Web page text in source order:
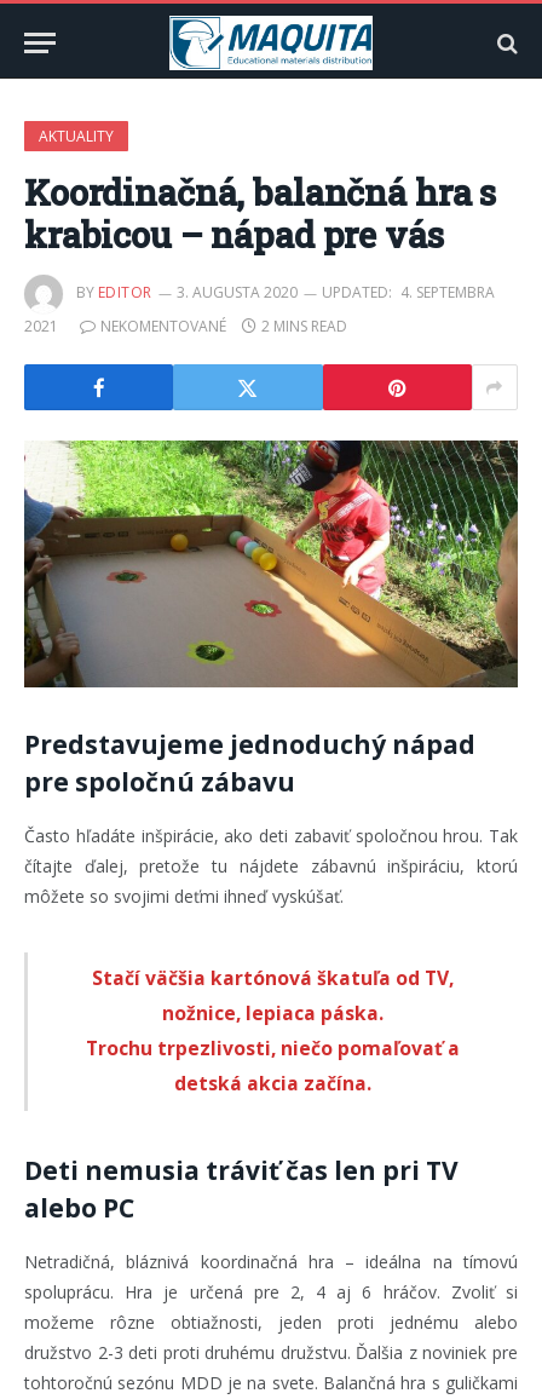
AKTUALITY
Koordinačná, balančná hra s
krabicou – nápad pre vás
BY EDITOR 3. AUGUSTA 2020 UPDATED: 4. SEPTEMBRA
2021
NEKOMENTOVANÉ 2 MINS READ
Predstavujeme jednoduchý nápad
pre spoločnú zábavu
Často hľadáte inšpirácie, ako deti zabaviť spoločnou hrou. Tak
čítajte ďalej, pretože tu nájdete zábavnú inšpiráciu, ktorú
môžete so svojimi deťmi ihneď vyskúšať.
Stačí väčšia kartónová škatuľa od TV,
nožnice, lepiaca páska.
Trochu trpezlivosti, niečo pomaľovať a
detská akcia začína.
Deti nemusia tráviť čas len pri TV
alebo PC
Netradičná, bláznivá koordinačná hra – ideálna na tímovú
spoluprácu. Hra je určená pre 2, 4 aj 6 hráčov. Zvoliť si
možeme rôzne obtiažnosti, jeden proti jednému alebo
družstvo 2-3 deti proti druhému družstvu. Ďalšia z noviniek pre
tohtoročnú sezónu MDD je na svete. Balančná hra s guličkami